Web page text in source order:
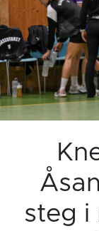
steg i